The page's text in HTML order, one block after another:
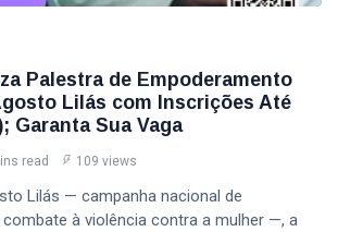
Palestra de Empoderamento
Lilás com Inscrições Até
Garanta Sua Vaga
read 109 views
Lilás — campanha nacional de
à violência contra a mulher —, a